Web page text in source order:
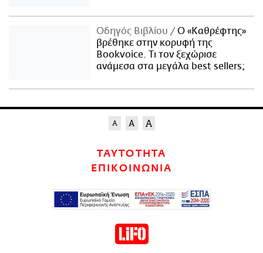
Οδηγός Βιβλίου
Ο «Καθρέφτης»
βρέθηκε στην κορυφή της
Bookvoice. Τι τον ξεχώρισε
ανάμεσα στα μεγάλα best sellers;
ΤΑΥΤΟΤΗΤΑ
ΕΠΙΚΟΙΝΩΝΙΑ